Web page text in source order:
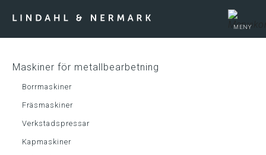
MENY
Webshop
Maskiner för metallbearbetning
Borrmaskiner
Fräsmaskiner
Verkstadspressar
Kapmaskiner